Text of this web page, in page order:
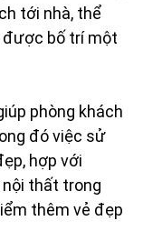
tới nhà, thể
được bố trí một
phòng khách
đó việc sử
hợp với
thất trong
thêm vẻ đẹp